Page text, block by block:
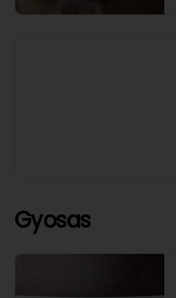
Gyosas